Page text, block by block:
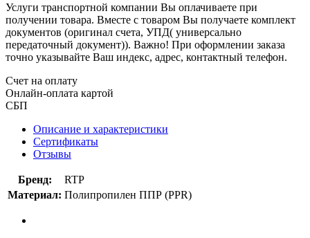
Услуги транспортной компании Вы оплачиваете при
получении товара. Вместе с товаром Вы получаете комплект
документов (оригинал счета, УПД( универсально
передаточный документ)). Важно! При оформлении заказа
точно указывайте Ваш индекс, адрес, контактный телефон.
Счет на оплату
Онлайн-оплата картой
СБП
Описание и характеристики
Сертификаты
Отзывы
Бренд:
RTP
Материал: Полипропилен ППР (PPR)